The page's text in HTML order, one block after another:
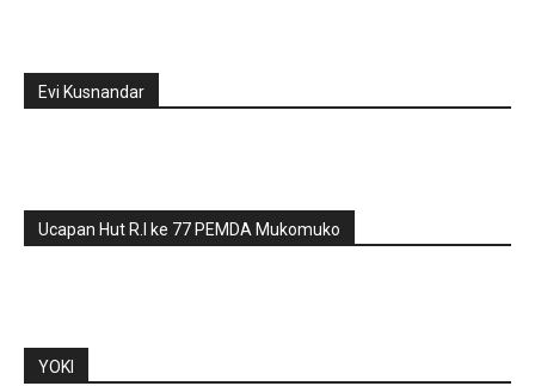
Evi Kusnandar
Ucapan Hut R.I ke 77 PEMDA Mukomuko
YOKI